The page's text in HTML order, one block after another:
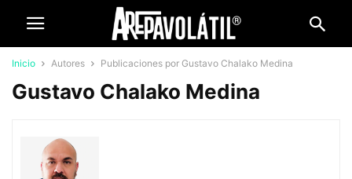
Inicio Autores Publicaciones por Gustavo Chalako Medina
Gustavo Chalako Medina